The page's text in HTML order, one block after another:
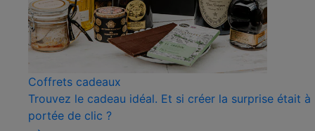
Coffrets cadeaux
Trouvez le cadeau idéal. Et si créer la surprise était à
portée de clic ?